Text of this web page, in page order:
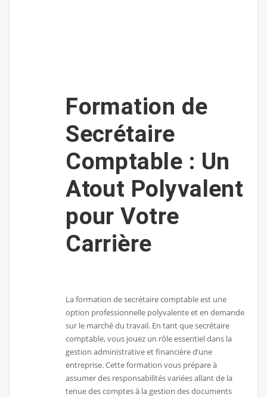
Formation de
Secrétaire
Comptable : Un
Atout Polyvalent
pour Votre
Carrière
La formation de secrétaire comptable est une
option professionnelle polyvalente et en demande
sur le marché du travail. En tant que secrétaire
comptable, vous jouez un rôle essentiel dans la
gestion administrative et financière d’une
entreprise. Cette formation vous prépare à
assumer des responsabilités variées allant de la
tenue des comptes à la gestion des documents